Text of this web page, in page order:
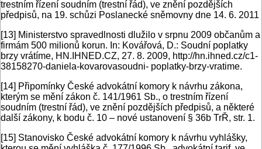
trestním řízení soudním (trestní řád), ve znění pozdějších
předpisů, na 19. schůzi Poslanecké sněmovny dne 14. 6. 2011
[13] Ministerstvo spravedlnosti dlužilo v srpnu 2009 občanům a
firmám 500 milionů korun. In: Kovářová, D.: Soudní poplatky
brzy vrátíme, HN.IHNED.CZ, 27. 8. 2009, http://hn.ihned.cz/c1-
38158270-daniela-kovarovasoudni- poplatky-brzy-vratime.
[14] Připomínky České advokátní komory k návrhu zákona,
kterým se mění zákon č. 141/1961 Sb., o trestním řízení
soudním (trestní řád), ve znění pozdějších předpisů, a některé
další zákony, k bodu č. 10 – nové ustanovení § 36b TrŘ, str. 1.
[15] Stanovisko České advokátní komory k návrhu vyhlášky,